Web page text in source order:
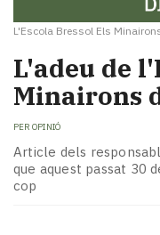
temps
Entrevistes
Enquestes
escena!
Dis
la
teva!
L'Escola Bressol Els
L'adeu de
Minairons
PER OPINIÓ
Article dels
que aquest passat 30
cop